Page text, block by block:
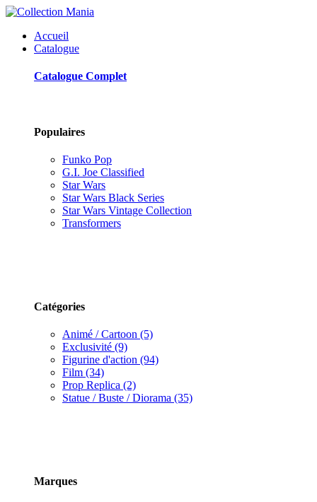
Accueil
Catalogue
Catalogue Complet
Populaires
Funko Pop
G.I. Joe Classified
Star Wars
Star Wars Black Series
Star Wars Vintage Collection
Transformers
Catégories
Animé / Cartoon (5)
Exclusivité (9)
Figurine d'action (94)
Film (34)
Prop Replica (2)
Statue / Buste / Diorama (35)
Marques